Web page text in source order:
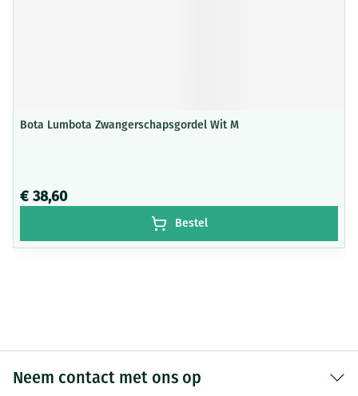
Bota Lumbota Zwangerschapsgordel Wit M
€ 38,60
Bestel
Neem contact met ons op